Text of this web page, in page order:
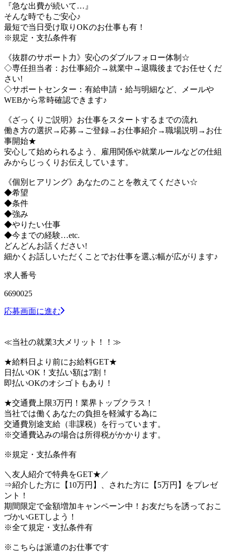
『急な出費が続いて…』
そんな時でもご安心♪
最短で当日受け取りOKのお仕事も有！
※規定・支払条件有
《抜群のサポート力》安心のダブルフォロー体制☆
◇専任担当者：お仕事紹介→就業中→退職後までお任せくだ
さい!
◇サポートセンター：有給申請・給与明細など、メールや
WEBから常時確認できます♪
《ざっくりご説明》お仕事をスタートするまでの流れ
働き方の選択→応募→ご登録→お仕事紹介→職場説明→お仕
事開始★
安心して始められるよう、雇用関係や就業ルールなどの仕組
みからじっくりお伝えしています。
《個別ヒアリング》あなたのことを教えてください☆
◆希望
◆条件
◆強み
◆やりたい仕事
◆今までの経験…etc.
どんどんお話ください!
細かくお話しいただくことでお仕事を選ぶ幅が広がります♪
求人番号
6690025
応募画面に進む
≪当社の就業3大メリット！！≫
★給料日より前にお給料GET★
日払いOK！支払い額は7割！
即払いOKのオシゴトもあり！
★交通費上限3万円！業界トップクラス！
当社では働くあなたの負担を軽減する為に
交通費別途支給（非課税）を行っています。
※交通費込みの場合は所得税がかかります。
※規定・支払条件有
＼友人紹介で特典をGET★／
⇒紹介した方に【10万円】、された方に【5万円】をプレゼ
ント！
期間限定で金額増加キャンペーン中！お友だちを誘っておこ
づかいGETしよう！
※全て規定・支払条件有
※こちらは派遣のお仕事です